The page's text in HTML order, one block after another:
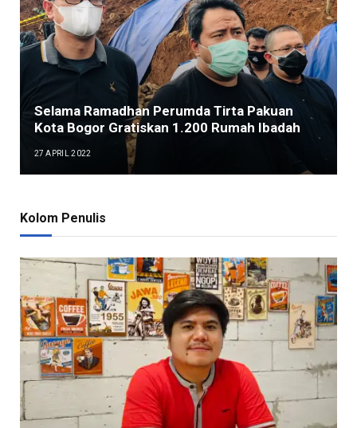
Selama Ramadhan Perumda Tirta Pakuan
Kota Bogor Gratiskan 1.200 Rumah Ibadah
27 APRIL 2022
Kolom Penulis